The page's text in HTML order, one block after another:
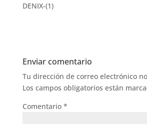
DENIX-(1)
Enviar comentario
Tu dirección de correo electrónico
Los campos obligatorios están
Comentario *